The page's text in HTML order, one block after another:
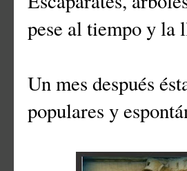
pese al tiempo y la
Un mes después
populares y